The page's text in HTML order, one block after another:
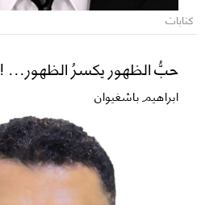
كتابات
حبُّ الظهور يكسرُ الظهور... !
ابراهيم باشغيوان